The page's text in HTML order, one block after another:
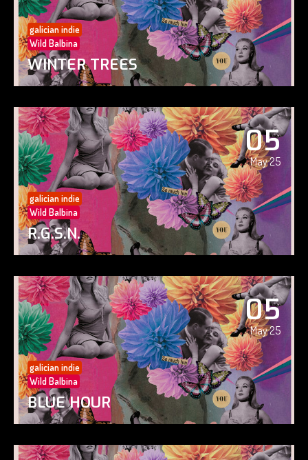
galician indie
Wild Balbina
WINTER TREES
05
May 25
galician indie
Wild Balbina
R.G.S.N.
05
May 25
galician indie
Wild Balbina
BLUE HOUR